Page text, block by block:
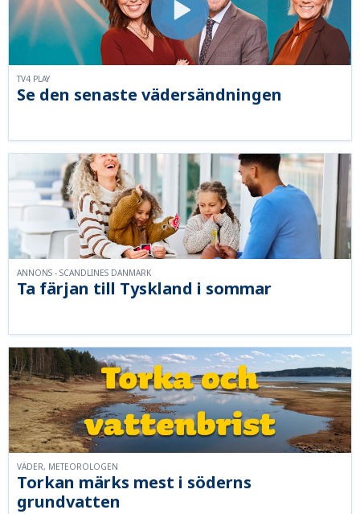
Se den senaste vädersändningen
TV4 PLAY
Ta färjan till Tyskland i sommar
ANNONS - SCANDLINES DANMARK
Torkan märks mest i söderns
grundvatten
VÄDER, METEOROLOGEN